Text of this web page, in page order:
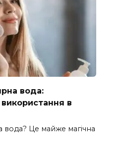
вода:
використання в
вода? Це майже магічна